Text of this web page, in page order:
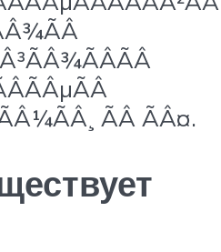
ÃÂ ÃÂ¤.